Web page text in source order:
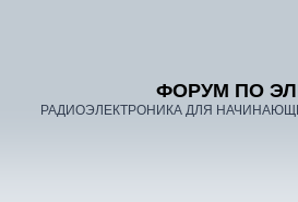
ФОРУМ ПО
РАДИОЭЛЕКТРОНИКА ДЛЯ